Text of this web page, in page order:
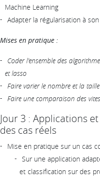
Machine Learning
Adapter la régularisation à
Mises en pratique :
Coder l'ensemble des
et lasso
Faire varier le nombre et la
Faire une comparaison des
Jour 3 : Applications
des cas réels
Mise en pratique sur un cas
Sur une application
et classification sur des